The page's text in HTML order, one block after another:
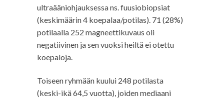
ultraääniohjauksessa ns. fuusiobiopsiat
(keskimäärin 4 koepalaa/potilas). 71 (28%)
potilaalla 252 magneettikuvaus oli
negatiivinen ja sen vuoksi heiltä ei otettu
koepaloja.
Toiseen ryhmään kuului 248 potilasta
(keski-ikä 64,5 vuotta), joiden mediaani